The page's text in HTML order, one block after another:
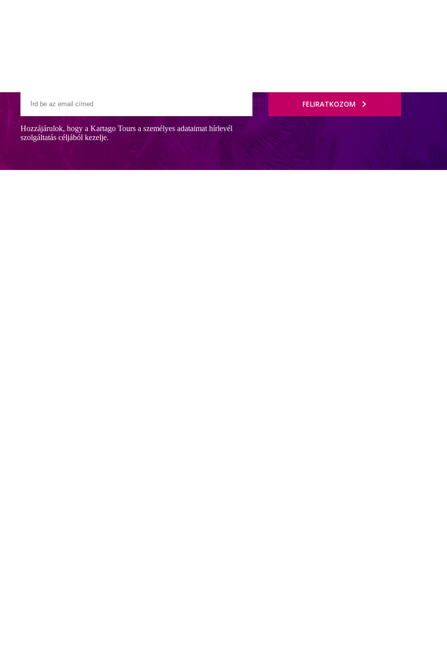
Hozzájárulok, hogy a Kartago Tours a személyes adataimat hírlevél
szolgáltatás céljából kezelje.
FELIRATKOZOM